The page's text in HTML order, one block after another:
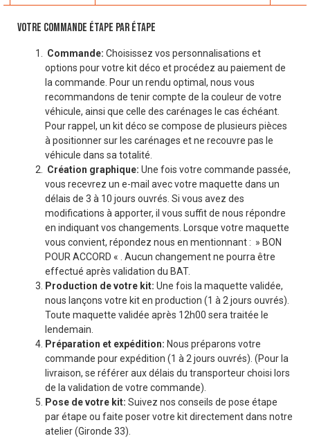
VOTRE COMMANDE ÉTAPE PAR ÉTAPE
Commande: Choisissez vos personnalisations et
options pour votre kit déco et procédez au paiement de
la commande. Pour un rendu optimal, nous vous
recommandons de tenir compte de la couleur de votre
véhicule, ainsi que celle des carénages le cas échéant.
Pour rappel, un kit déco se compose de plusieurs pièces
à positionner sur les carénages et ne recouvre pas le
véhicule dans sa totalité.
Création graphique: Une fois votre commande passée,
vous recevrez un e-mail avec votre maquette dans un
délais de 3 à 10 jours ouvrés. Si vous avez des
modifications à apporter, il vous suffit de nous répondre
en indiquant vos changements. Lorsque votre maquette
vous convient, répondez nous en mentionnant : » BON
POUR ACCORD « . Aucun changement ne pourra être
effectué après validation du BAT.
Production de votre kit: Une fois la maquette validée,
nous lançons votre kit en production (1 à 2 jours ouvrés).
Toute maquette validée après 12h00 sera traitée le
lendemain.
Préparation et expédition: Nous préparons votre
commande pour expédition (1 à 2 jours ouvrés). (Pour la
livraison, se référer aux délais du transporteur choisi lors
de la validation de votre commande).
Pose de votre kit: Suivez nos conseils de pose étape
par étape ou faite poser votre kit directement dans notre
atelier (Gironde 33).